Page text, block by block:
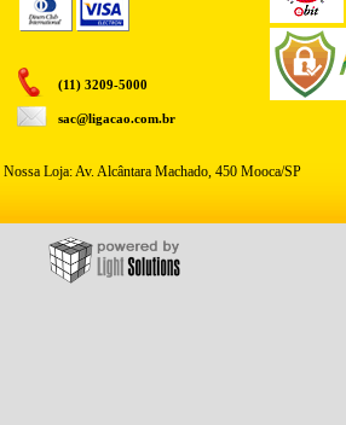
(11) 3209-5000
sac@ligacao.com.br
Nossa Loja: Av. Alcântara Machado, 450 Mooca/SP